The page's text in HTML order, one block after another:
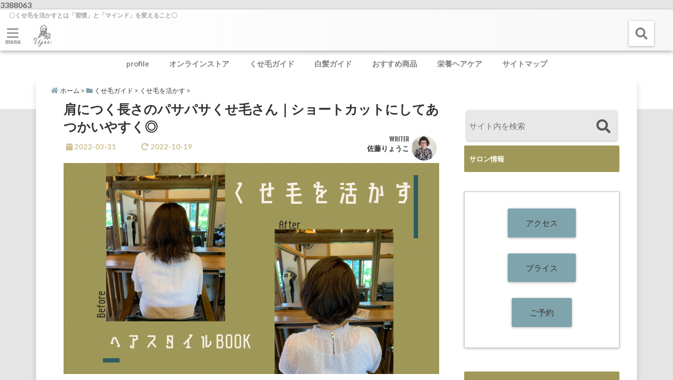
3388063
〇くせ毛を活かすとは「習慣」と「マインド」を変えること〇
menu
profile オンラインストア くせ毛ガイド 白髪ガイド おすすめ商品 栄養ヘアケア サイトマップ
ホーム > くせ毛ガイド > くせ毛を活かす >
肩につく長さのパサパサくせ毛さん｜ショートカットにしてあ
つかいやすく◎
2022-03-31 2022-10-19
WRITER
佐藤りょうこ
サロン情報
アクセス
プライス
ご予約